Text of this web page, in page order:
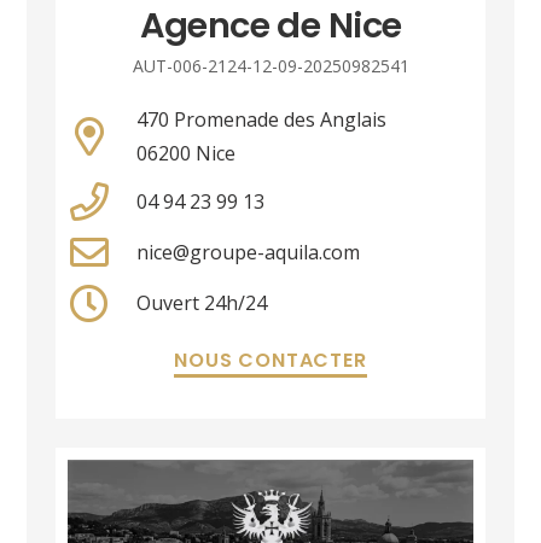
Agence de Nice
AUT-006-2124-12-09-20250982541
470 Promenade des Anglais
06200 Nice
04 94 23 99 13
nice@groupe-aquila.com
Ouvert 24h/24
NOUS CONTACTER